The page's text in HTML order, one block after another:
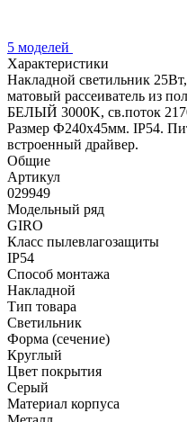
5 моделей
Характеристики
Накладной светильник
матовый рассеиватель из
БЕЛЫЙ 3000K, св.поток
Размер Ф240x45мм. IP54.
встроенный драйвер.
Общие
Артикул
029949
Модельный ряд
GIRO
Класс пылевлагозащиты
IP54
Способ монтажа
Накладной
Тип товара
Светильник
Форма (сечение)
Круглый
Цвет покрытия
Серый
Материал корпуса